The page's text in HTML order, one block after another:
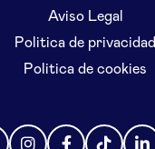
Aviso Legal
Politica de privacidad
Politica de cookies